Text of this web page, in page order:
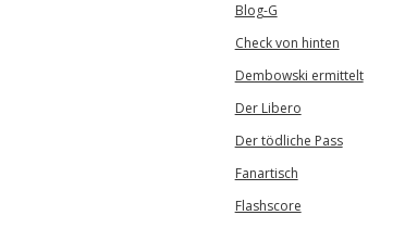
Blog-G
Check von hinten
Dembowski ermittelt
Der Libero
Der tödliche Pass
Fanartisch
Flashscore